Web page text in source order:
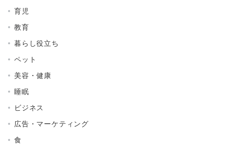
育児
教育
暮らし役立ち
ペット
美容・健康
睡眠
ビジネス
広告・マーケティング
食